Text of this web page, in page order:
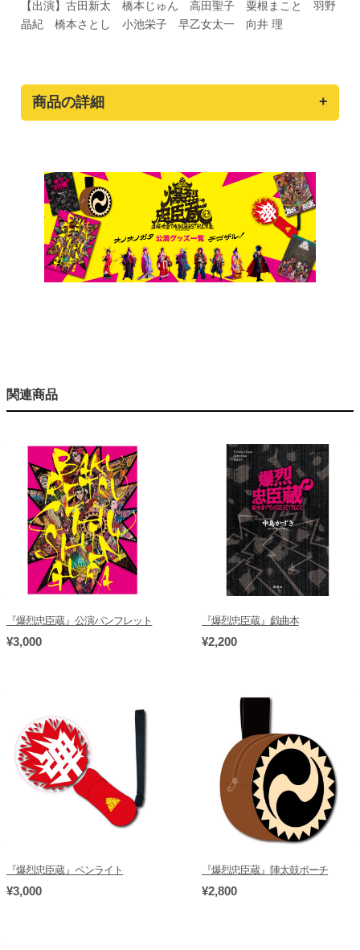
【出演】古田新太 橋本じゅん 高田聖子 粟根まこと 羽野
晶紀 橋本さとし 小池栄子 早乙女太一 向井 理
商品の詳細
関連商品
『爆烈忠臣蔵』公演パンフレット
¥3,000
『爆烈忠臣蔵』戯曲本
¥2,200
『爆烈忠臣蔵』ペンライト
¥3,000
『爆烈忠臣蔵』陣太鼓ポーチ
¥2,800